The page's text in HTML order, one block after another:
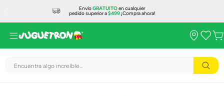
EnvíoGRATUITOen cualquier
pedido superior a$499¡Compra ahora!
Encuentra algo increíble...